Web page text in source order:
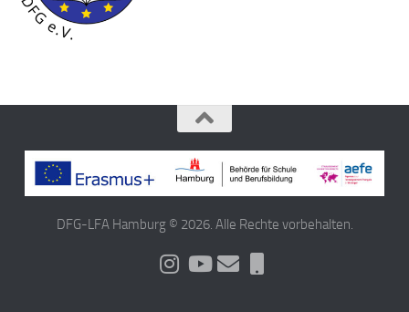
DFG-LFA Hamburg © 2026. Alle Rechte vorbehalten.